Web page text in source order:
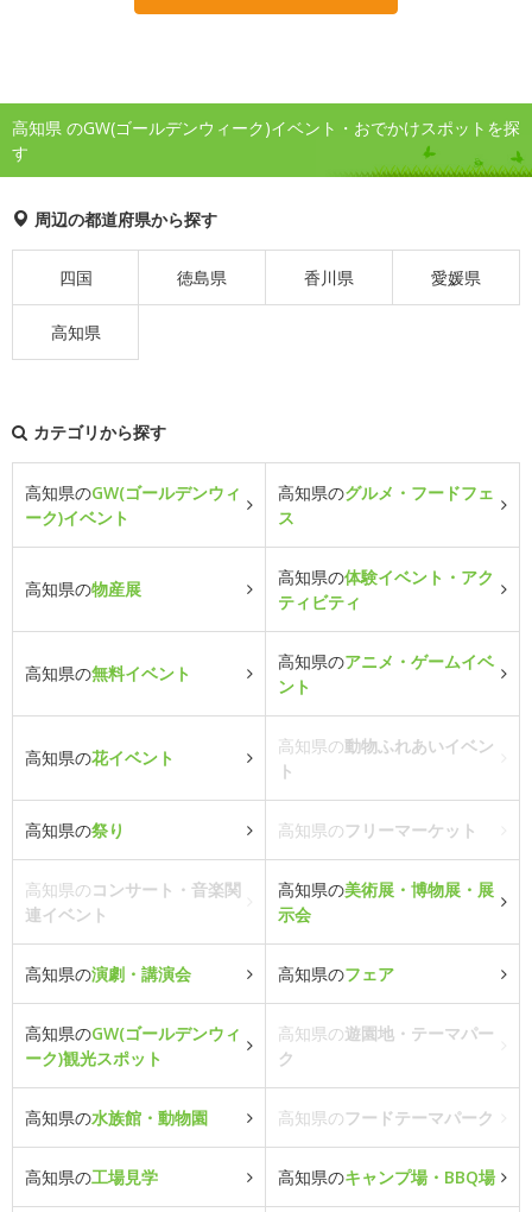
高知県 のGW(ゴールデンウィーク)イベント・おでかけスポットを探
す
周辺の都道府県から探す
四国 徳島県 香川県 愛媛県
高知県
カテゴリから探す
高知県のGW(ゴールデンウィ
ーク)イベント
高知県のグルメ・フードフェ
ス
高知県の物産展
高知県の体験イベント・アク
ティビティ
高知県の無料イベント
高知県のアニメ・ゲームイベ
ント
高知県の花イベント
高知県の動物ふれあいイベン
ト
高知県の祭り 高知県のフリーマーケット
高知県のコンサート・音楽関
連イベント
高知県の美術展・博物展・展
示会
高知県の演劇・講演会 高知県のフェア
高知県のGW(ゴールデンウィ
ーク)観光スポット
高知県の遊園地・テーマパー
ク
高知県の水族館・動物園 高知県のフードテーマパーク
高知県の工場見学 高知県のキャンプ場・BBQ場